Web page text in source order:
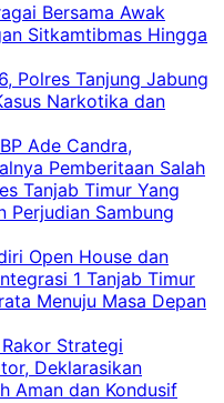
Bersama Awak
Sitkamtibmas Hingga
Polres Tanjung Jabung
Narkotika dan
Ade Candra,
Pemberitaan Salah
Tanjab Timur Yang
Perjudian Sambung
Open House dan
1 Tanjab Timur
Menuju Masa Depan
Strategi
Deklarasikan
Aman dan Kondusif